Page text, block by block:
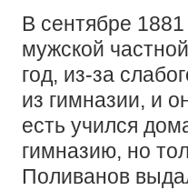
В сентябре 1881
мужской
год, из-за
из гимназии, и
есть учился
гимназию, но
Поливанов